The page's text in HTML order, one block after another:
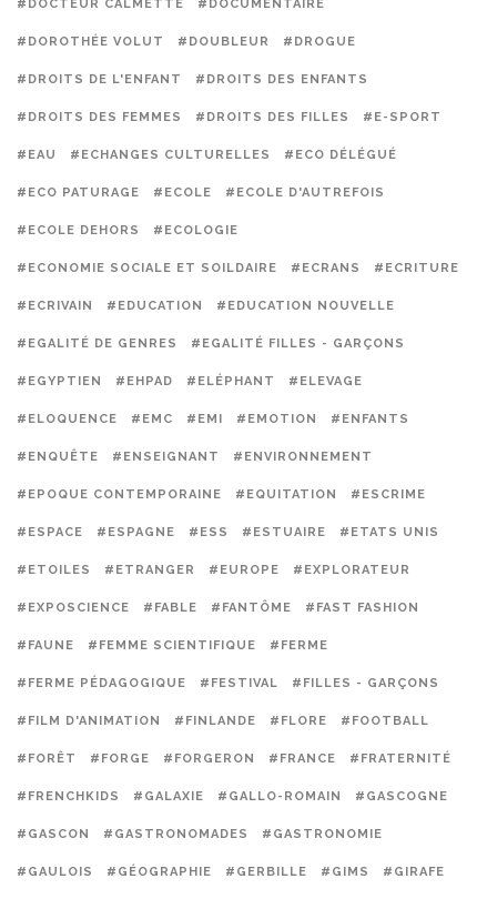
#DOCTEUR CALMETTE #DOCUMENTAIRE
#DOROTHÉE VOLUT #DOUBLEUR #DROGUE
#DROITS DE L'ENFANT #DROITS DES ENFANTS
#DROITS DES FEMMES #DROITS DES FILLES #E-SPORT
#EAU #ECHANGES CULTURELLES #ECO DÉLÉGUÉ
#ECO PATURAGE #ECOLE #ECOLE D'AUTREFOIS
#ECOLE DEHORS #ECOLOGIE
#ECONOMIE SOCIALE ET SOILDAIRE #ECRANS #ECRITURE
#ECRIVAIN #EDUCATION #EDUCATION NOUVELLE
#EGALITÉ DE GENRES #EGALITÉ FILLES - GARÇONS
#EGYPTIEN #EHPAD #ELÉPHANT #ELEVAGE
#ELOQUENCE #EMC #EMI #EMOTION #ENFANTS
#ENQUÊTE #ENSEIGNANT #ENVIRONNEMENT
#EPOQUE CONTEMPORAINE #EQUITATION #ESCRIME
#ESPACE #ESPAGNE #ESS #ESTUAIRE #ETATS UNIS
#ETOILES #ETRANGER #EUROPE #EXPLORATEUR
#EXPOSCIENCE #FABLE #FANTÔME #FAST FASHION
#FAUNE #FEMME SCIENTIFIQUE #FERME
#FERME PÉDAGOGIQUE #FESTIVAL #FILLES - GARÇONS
#FILM D'ANIMATION #FINLANDE #FLORE #FOOTBALL
#FORÊT #FORGE #FORGERON #FRANCE #FRATERNITÉ
#FRENCHKIDS #GALAXIE #GALLO-ROMAIN #GASCOGNE
#GASCON #GASTRONOMADES #GASTRONOMIE
#GAULOIS #GÉOGRAPHIE #GERBILLE #GIMS #GIRAFE